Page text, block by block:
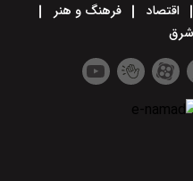
اقتصاد
فرهنگ و هنر